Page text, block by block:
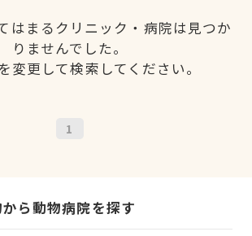
はまるクリニック・病院は見つか
りませんでした。
変更して検索してください。
1
ら動物病院を探す